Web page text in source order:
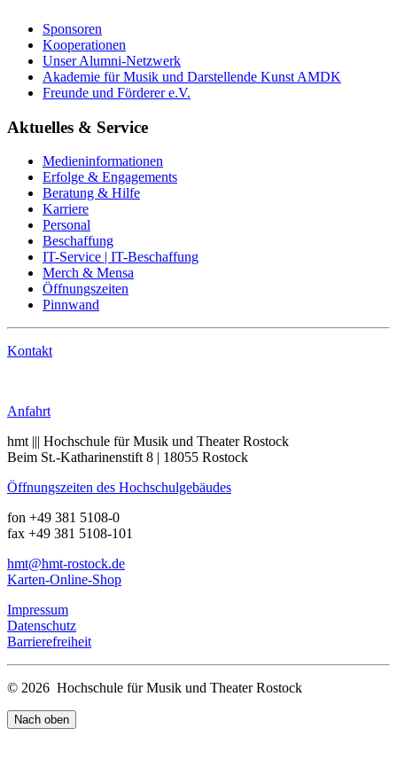
Sponsoren
Kooperationen
Unser Alumni-Netzwerk
Akademie für Musik und Darstellende Kunst AMDK
Freunde und Förderer e.V.
Aktuelles & Service
Medieninformationen
Erfolge & Engagements
Beratung & Hilfe
Karriere
Personal
Beschaffung
IT-Service | IT-Beschaffung
Merch & Mensa
Öffnungszeiten
Pinnwand
Kontakt
Anfahrt
hmt ||| Hochschule für Musik und Theater Rostock
Beim St.-Katharinenstift 8 | 18055 Rostock
Öffnungszeiten des Hochschulgebäudes
fon +49 381 5108-0
fax +49 381 5108-101
hmt@hmt-rostock.de
Karten-Online-Shop
Impressum
Datenschutz
Barrierefreiheit
© 2026 Hochschule für Musik und Theater Rostock
Nach oben